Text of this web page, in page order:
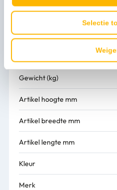
Selectie
Creëer een chique en luxe
niet noodzakelijk, extra
watten met foamschuim
Meer
Gewicht (kg)
Artikel hoogte mm
Artikel breedte mm
Artikel lengte mm
Kleur
Merk